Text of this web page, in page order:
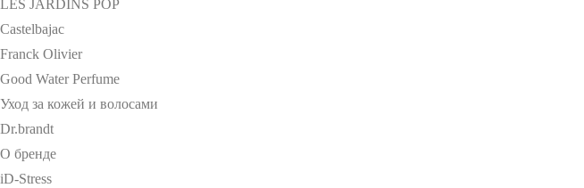
LES JARDINS POP
Castelbajac
Franck Olivier
Good Water Perfume
Уход за кожей и волосами
Dr.brandt
О бренде
iD-Stress